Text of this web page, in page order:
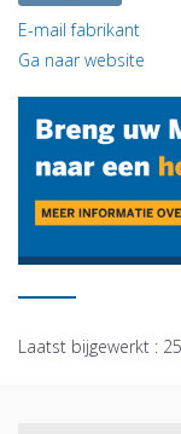
E-mail fabrikant
Ga naar website
Laatst bijgewerkt :